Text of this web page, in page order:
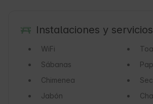
Instalaciones y servicios
WiFi
Sábanas
Chimenea
Jabón